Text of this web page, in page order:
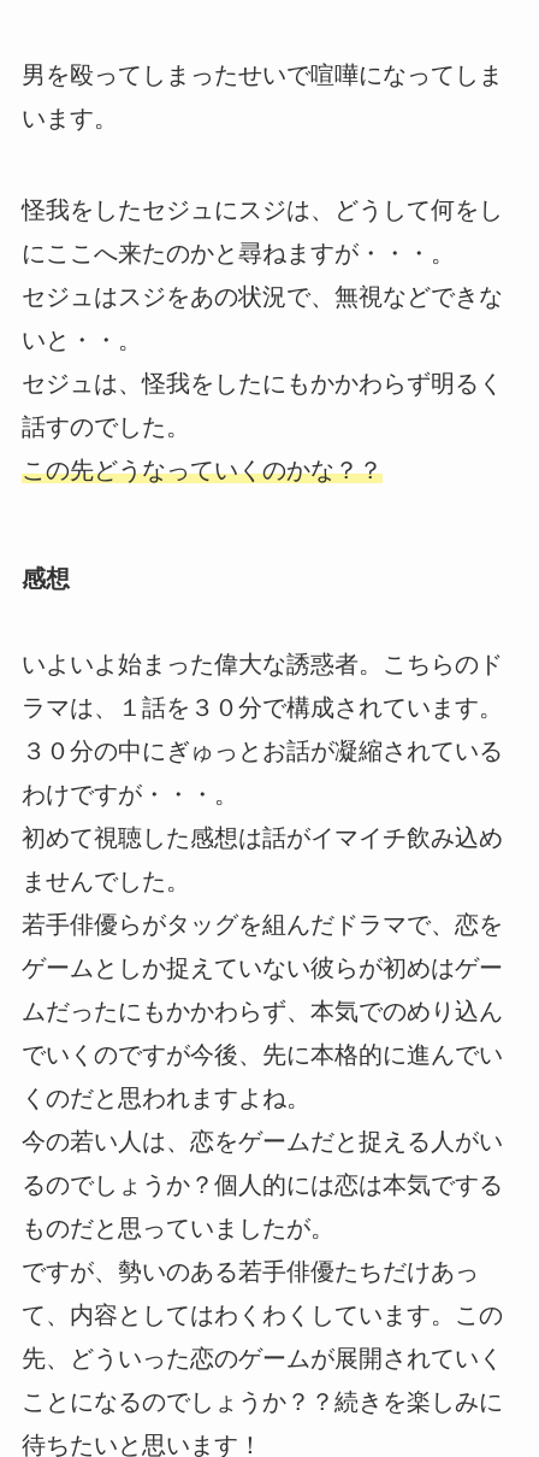
男を殴ってしまったせいで喧嘩になってしま
います。
怪我をしたセジュにスジは、どうして何をし
にここへ来たのかと尋ねますが・・・。
セジュはスジをあの状況で、無視などできな
いと・・。
セジュは、怪我をしたにもかかわらず明るく
話すのでした。
この先どうなっていくのかな？？
感想
いよいよ始まった偉大な誘惑者。こちらのド
ラマは、１話を３０分で構成されています。
３０分の中にぎゅっとお話が凝縮されている
わけですが・・・。
初めて視聴した感想は話がイマイチ飲み込め
ませんでした。
若手俳優らがタッグを組んだドラマで、恋を
ゲームとしか捉えていない彼らが初めはゲー
ムだったにもかかわらず、本気でのめり込ん
でいくのですが今後、先に本格的に進んでい
くのだと思われますよね。
今の若い人は、恋をゲームだと捉える人がい
るのでしょうか？個人的には恋は本気でする
ものだと思っていましたが。
ですが、勢いのある若手俳優たちだけあっ
て、内容としてはわくわくしています。この
先、どういった恋のゲームが展開されていく
ことになるのでしょうか？？続きを楽しみに
待ちたいと思います！